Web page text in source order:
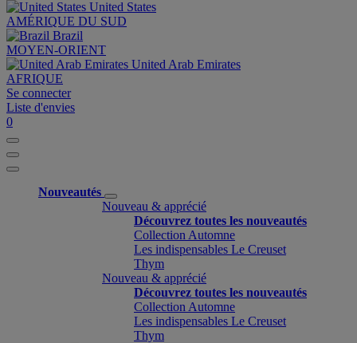
United States
AMÉRIQUE DU SUD
Brazil
MOYEN-ORIENT
United Arab Emirates
AFRIQUE
Se connecter
Liste d'envies
0
Nouveautés
Nouveau & apprécié
Découvrez toutes les nouveautés
Collection Automne
Les indispensables Le Creuset
Thym
Nouveau & apprécié
Découvrez toutes les nouveautés
Collection Automne
Les indispensables Le Creuset
Thym